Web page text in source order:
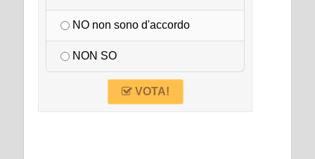
NO non sono d'accordo
NON SO
VOTA!